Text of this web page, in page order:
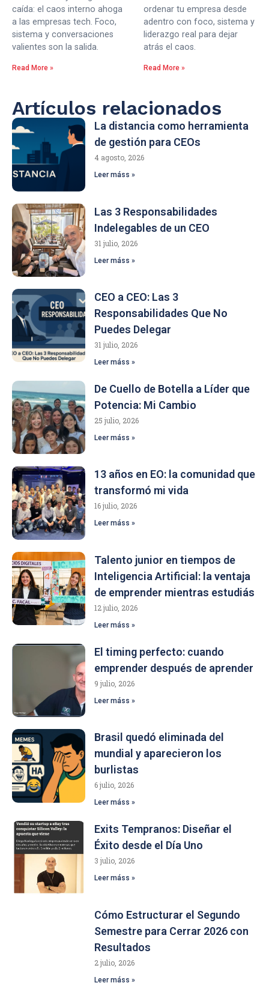
caída: el caos interno ahoga
a las empresas tech. Foco,
sistema y conversaciones
valientes son la salida.
Read More »
ordenar tu empresa desde
adentro con foco, sistema y
liderazgo real para dejar
atrás el caos.
Read More »
Artículos relacionados
La distancia como herramienta
de gestión para CEOs
4 agosto, 2026
Leer máss »
Las 3 Responsabilidades
Indelegables de un CEO
31 julio, 2026
Leer máss »
CEO a CEO: Las 3
Responsabilidades Que No
Puedes Delegar
31 julio, 2026
Leer máss »
De Cuello de Botella a Líder que
Potencia: Mi Cambio
25 julio, 2026
Leer máss »
13 años en EO: la comunidad que
transformó mi vida
16 julio, 2026
Leer máss »
Talento junior en tiempos de
Inteligencia Artificial: la ventaja
de emprender mientras estudiás
12 julio, 2026
Leer máss »
El timing perfecto: cuando
emprender después de aprender
9 julio, 2026
Leer máss »
Brasil quedó eliminada del
mundial y aparecieron los
burlistas
6 julio, 2026
Leer máss »
Exits Tempranos: Diseñar el
Éxito desde el Día Uno
3 julio, 2026
Leer máss »
Cómo Estructurar el Segundo
Semestre para Cerrar 2026 con
Resultados
2 julio, 2026
Leer máss »